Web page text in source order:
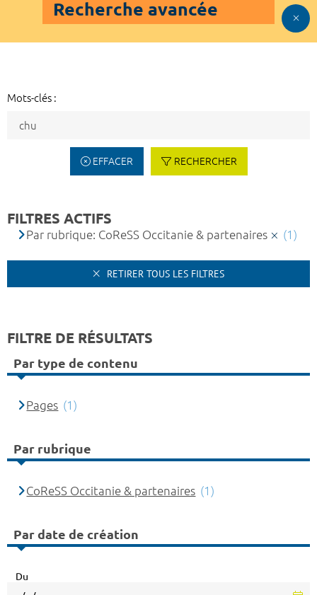
Recherche avancée
Mots-clés :
EFFACER RECHERCHER
FILTRES ACTIFS
Par rubrique: CoReSS Occitanie & partenaires (1)
RETIRER TOUS LES FILTRES
FILTRE DE RÉSULTATS
Par type de contenu
Pages (1)
Par rubrique
CoReSS Occitanie & partenaires (1)
Par date de création
Du